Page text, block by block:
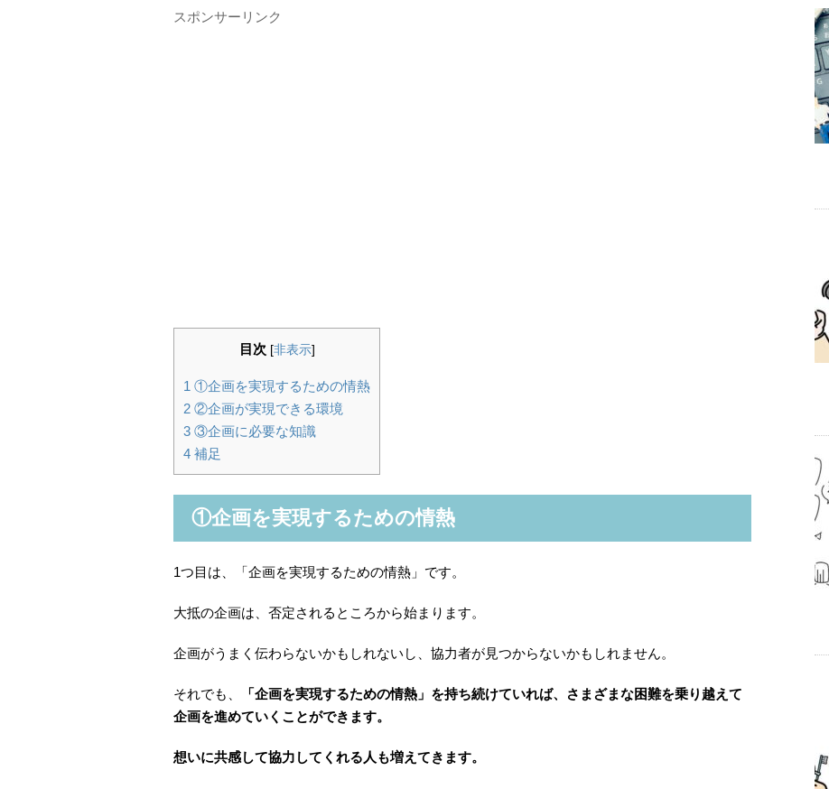
スポンサーリンク
目次 [非表示]
1 ①企画を実現するための情熱
2 ②企画が実現できる環境
3 ③企画に必要な知識
4 補足
①企画を実現するための情熱
1つ目は、「企画を実現するための情熱」です。
大抵の企画は、否定されるところから始まります。
企画がうまく伝わらないかもしれないし、協力者が見つからないかもしれません。
それでも、
「企画を実現するための情熱」を持ち続けていれば、さまざまな困難を乗り越えて
企画を進めていくことができます。
想いに共感して協力してくれる人も増えてきます。